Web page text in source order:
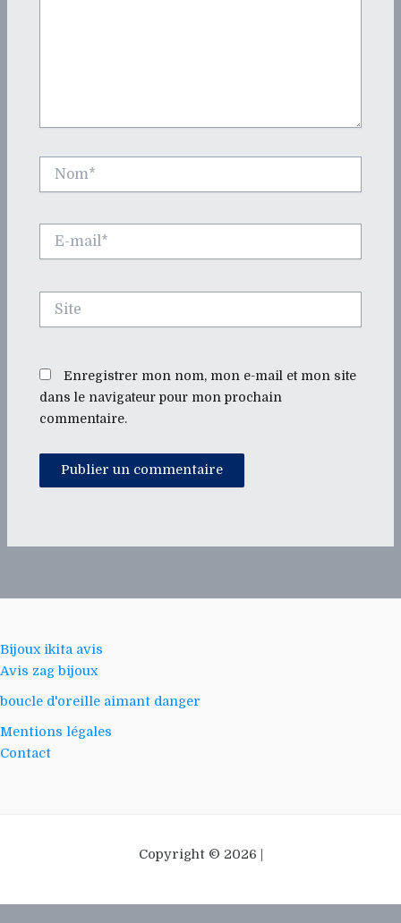
mail*
Enregistrer mon nom, mon e-mail et mon site
dans le navigateur pour mon prochain
commentaire.
Bijoux ikita avis
Avis zag bijoux
boucle d'oreille aimant danger
Mentions légales
Contact
Copyright © 2026 |